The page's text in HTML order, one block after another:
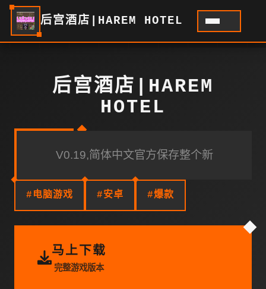
后宫酒店|HAREM HOTEL
后宫酒店|HAREM
HOTEL
V0.19,简体中文官方保存整个新
#电脑游戏 #安卓 #爆款
马上下载
完整游戏版本